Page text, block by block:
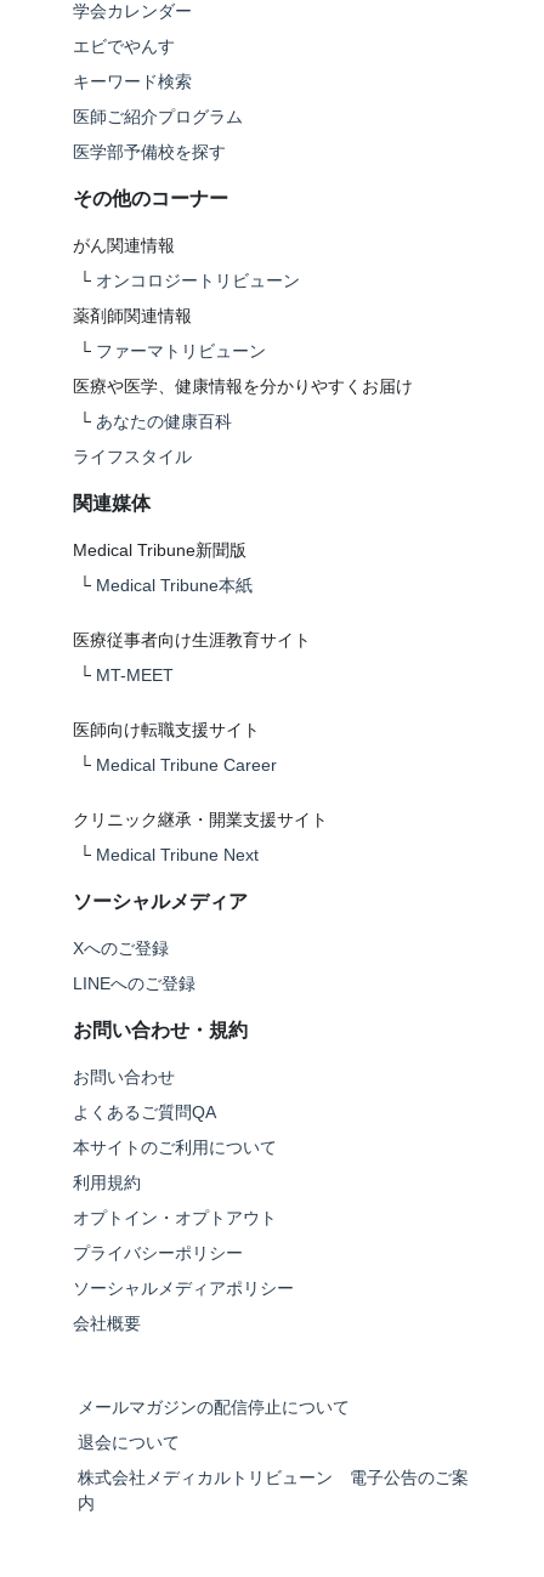
学会カレンダー
エビでやんす
キーワード検索
医師ご紹介プログラム
医学部予備校を探す
その他のコーナー
がん関連情報
└ オンコロジートリビューン
薬剤師関連情報
└ ファーマトリビューン
医療や医学、健康情報を分かりやすくお届け
└ あなたの健康百科
ライフスタイル
関連媒体
Medical Tribune新聞版
└ Medical Tribune本紙
医療従事者向け生涯教育サイト
└ MT-MEET
医師向け転職支援サイト
└ Medical Tribune Career
クリニック継承・開業支援サイト
└ Medical Tribune Next
ソーシャルメディア
Xへのご登録
LINEへのご登録
お問い合わせ・規約
お問い合わせ
よくあるご質問QA
本サイトのご利用について
利用規約
オプトイン・オプトアウト
プライバシーポリシー
ソーシャルメディアポリシー
会社概要
メールマガジンの配信停止について
退会について
株式会社メディカルトリビューン 電子公告のご案
内